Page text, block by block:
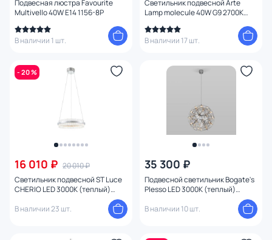
Подвесная люстра Favourite
Multivello 40W E14 1156-8P
В наличии 1 шт.
Светильник подвесной Arte
Lamp molecule 40W G9 2700К
В наличии 17 шт.
- 20 %
16 010 ₽ 20 010 ₽
Светильник подвесной ST Luce
CHERIO LED 3000К (теплый)
В наличии 23 шт.
35 300 ₽
Подвесной светильник Bogate's
Plesso LED 3000К (теплый)
В наличии 10 шт.
От До
Бренд
Страна
Материал плафона